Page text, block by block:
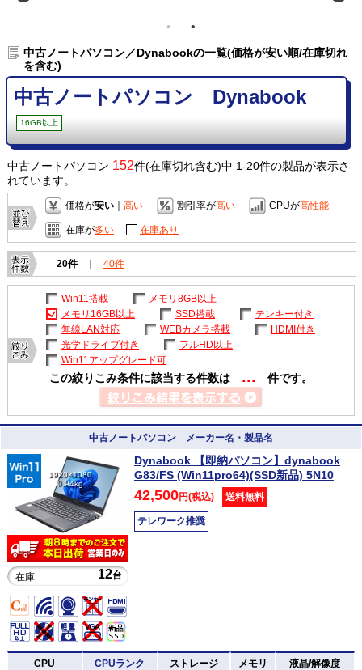
中古ノートパソコン／Dynabookの一覧(価格が安い順/在庫切れ
を含む)
中古ノートパソコン Dynabook
16GB以上
中古ノートパソコン 152件(在庫切れ含む)中 1-20件の製品が表示さ
れています。
価格が安い｜ 高い 割引率が高い CPUが高性能
在庫が多い 在庫あり
20件 ｜ 40件
Win11搭載
メモリ8GB以上
メモリ16GB以上
SSD搭載
テンキー付き
無線LAN対応
WEBカメラ搭載
HDMI付き
光学ドライブ付き
フルHD以上
Win11アップグレード可
この絞りこみ条件に該当する件数は ... 件です。
中古ノートパソコン メーカー名・製品名
1920×1080
0.94kg
在庫 12台
Dynabook 【即納パソコン】dynabook
G83/FS (Win11pro64)(SSD新品) 5N10
42,500円(税込) 送料無料
テレワーク推奨
CPU CPUランク ストレージ メモリ 液晶/解像度